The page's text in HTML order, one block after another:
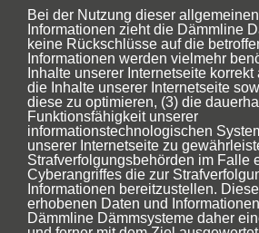
Bei der Nutzung dieser
Informationen zieht die Dämmline
keine Rückschlüsse auf die
Informationen werden vielmehr
Inhalte unserer Internetseite
die Inhalte unserer Internetseite
diese zu optimieren, (3) die
Funktionsfähigkeit unserer
informationstechnologischen
unserer Internetseite zu
Strafverfolgungsbehörden im Falle
Cyberangriffes die zur
Informationen bereitzustellen.
erhobenen Daten und
Dämmline Dämmsysteme daher